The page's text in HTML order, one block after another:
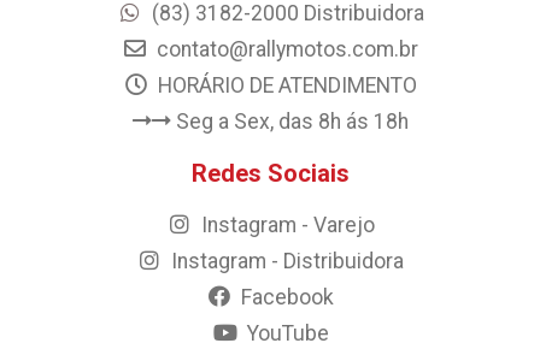
(83) 3182-2000 Distribuidora
contato@rallymotos.com.br
HORÁRIO DE ATENDIMENTO
Seg a Sex, das 8h ás 18h
Redes Sociais
Instagram - Varejo
Instagram - Distribuidora
Facebook
YouTube